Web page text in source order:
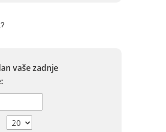
vaše zadnje